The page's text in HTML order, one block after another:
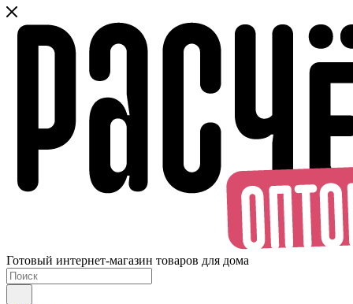
Готовый интернет-магазин товаров для дома